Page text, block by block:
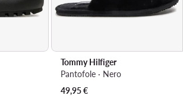
Tommy Hilfiger
Pantofole · Nero
49,95€